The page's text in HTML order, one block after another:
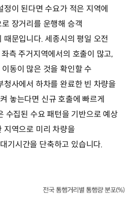
이 된다면 수요가 적은 지역에
장거리를 운행해 승객
문입니다. 세종시의 평일 오전
측 주거지역에서의 호출이 많고,
동이 많은 것을 확인할 수
청사에서 하차를 완료한 빈 차량을
놓는다면 신규 호출에 빠르게
수집된 수요 패턴을 기반으로 예상
지역으로 미리 차량을
기시간을 단축하고 있습니다.